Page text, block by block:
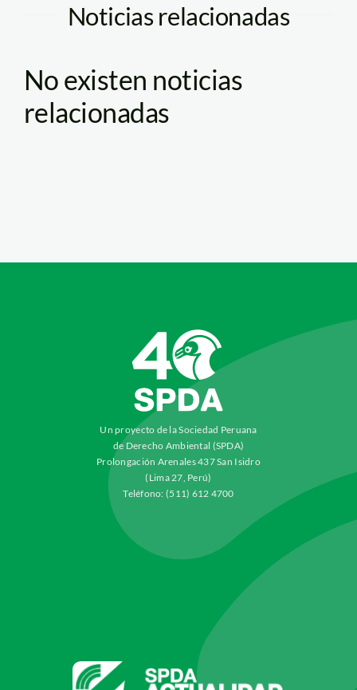
Noticias relacionadas
No existen noticias
relacionadas
Un proyecto de la Sociedad Peruana
de Derecho Ambiental (SPDA)
Prolongación Arenales 437 San Isidro
(Lima 27, Perú)
Teléfono: (511) 612 4700